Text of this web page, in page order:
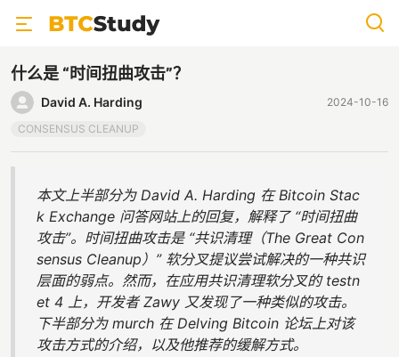
什么是 “时间扭曲攻击”？
David A. Harding
2024-10-16
CONSENSUS CLEANUP
本文上半部分为 David A. Harding 在 Bitcoin Stac
k Exchange 问答网站上的回复，解释了 “时间扭曲
攻击”。时间扭曲攻击是 “共识清理（The Great Con
sensus Cleanup）” 软分叉提议尝试解决的一种共识
层面的弱点。然而，在应用共识清理软分叉的 testn
et 4 上，开发者 Zawy 又发现了一种类似的攻击。
下半部分为 murch 在 Delving Bitcoin 论坛上对该
攻击方式的介绍，以及他推荐的缓解方式。